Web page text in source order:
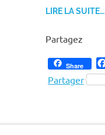
LIRE LA SUITE…
Partagez
Share
Partager